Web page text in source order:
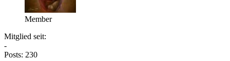
Member
Mitglied seit:
-
Posts: 230